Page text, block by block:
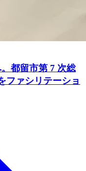
都留市第 7 次総
ファシリテーショ